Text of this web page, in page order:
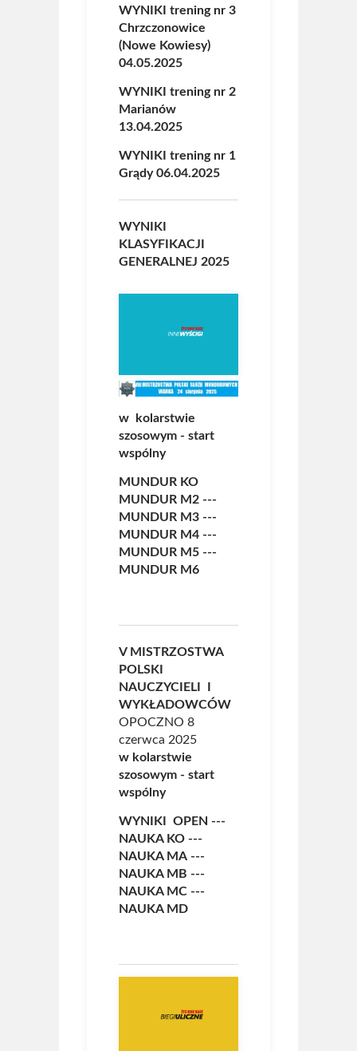
WYNIKI trening nr 3
Chrzczonowice
(Nowe Kowiesy)
04.05.2025
WYNIKI trening nr 2
Marianów
13.04.2025
WYNIKI trening nr 1
Grądy 06.04.2025
WYNIKI
KLASYFIKACJI
GENERALNEJ 2025
w kolarstwie
szosowym - start
wspólny
MUNDUR KO
MUNDUR M2 ---
MUNDUR M3 ---
MUNDUR M4 ---
MUNDUR M5 ---
MUNDUR M6
V MISTRZOSTWA
POLSKI
NAUCZYCIELI I
WYKŁADOWCÓW
OPOCZNO 8
czerwca 2025
w kolarstwie
szosowym - start
wspólny
WYNIKI OPEN ---
NAUKA KO ---
NAUKA MA ---
NAUKA MB ---
NAUKA MC ---
NAUKA MD